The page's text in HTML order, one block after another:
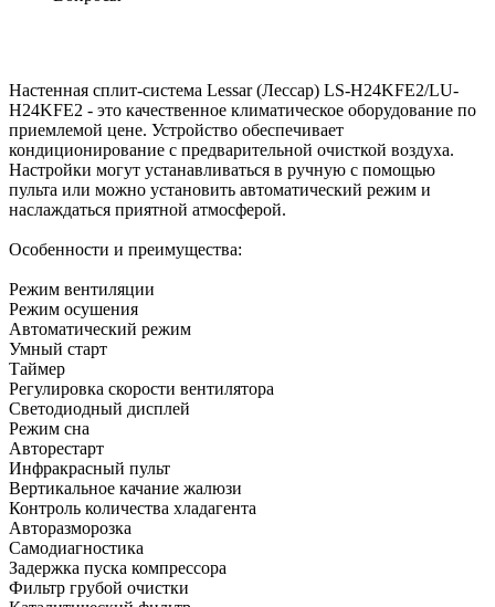
Настенная сплит-система Lessar (Лессар) LS-H24KFE2/LU-
H24KFE2 - это качественное климатическое оборудование по
приемлемой цене. Устройство обеспечивает
кондиционирование с предварительной очисткой воздуха.
Настройки могут устанавливаться в ручную с помощью
пульта или можно установить автоматический режим и
наслаждаться приятной атмосферой.
Особенности и преимущества:
Режим вентиляции
Режим осушения
Автоматический режим
Умный старт
Таймер
Регулировка скорости вентилятора
Светодиодный дисплей
Режим сна
Авторестарт
Инфракрасный пульт
Вертикальное качание жалюзи
Контроль количества хладагента
Авторазморозка
Самодиагностика
Задержка пуска компрессора
Фильтр грубой очистки